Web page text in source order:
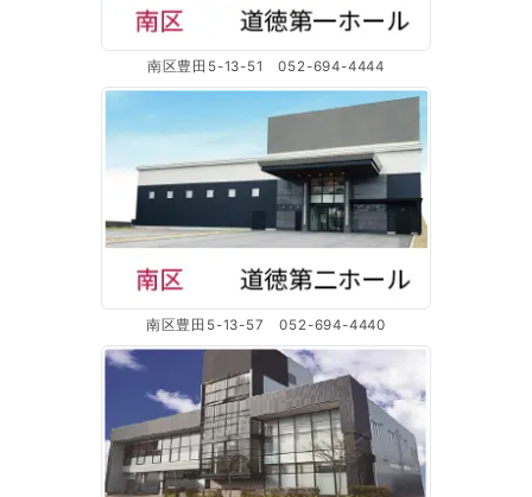
南区豊田5-13-51 052-694-4444
南区豊田5-13-57 052-694-4440